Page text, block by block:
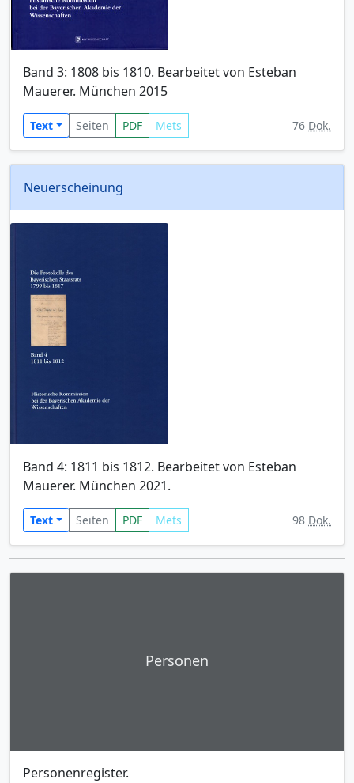
Band 3: 1808 bis 1810. Bearbeitet von Esteban
Mauerer. München 2015
Text Seiten PDF Mets 76 Dok.
Neuerscheinung
Band 4: 1811 bis 1812. Bearbeitet von Esteban
Mauerer. München 2021.
Text Seiten PDF Mets 98 Dok.
Personen
Personenregister.